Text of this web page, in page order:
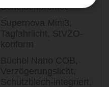
Scheibenbremse
Supernova Mini3,
Tagfahrlicht, StVZO-
konform